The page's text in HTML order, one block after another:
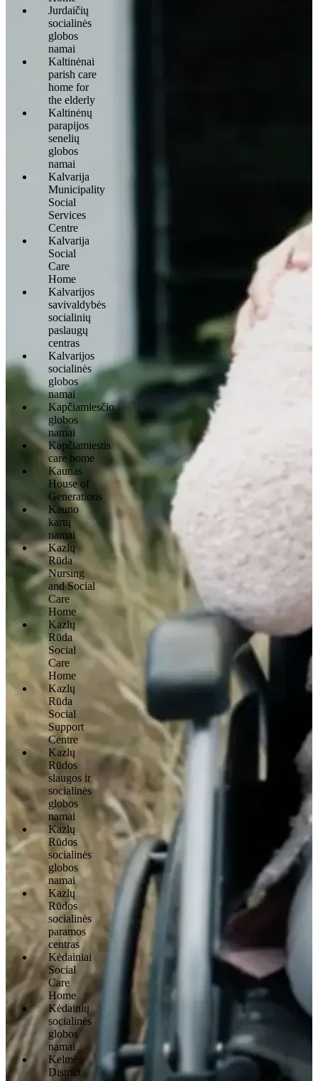
Jurdaičių
socialinės
globos
namai
Kaltinėnai
parish care
home for
the elderly
Kaltinėnų
parapijos
senelių
globos
namai
Kalvarija
Municipality
Social
Services
Centre
Kalvarija
Social
Care
Home
Kalvarijos
savivaldybės
socialinių
paslaugų
centras
Kalvarijos
socialinės
globos
namai
Kapčiamiesčio
globos
namai
Kapčiamiestis
care home
Kaunas
House of
Generations
Kauno
kartų
namai
Kazlų
Rūda
Nursing
and Social
Care
Home
Kazlų
Rūda
Social
Care
Home
Kazlų
Rūda
Social
Support
Centre
Kazlų
Rūdos
slaugos ir
socialinės
globos
namai
Kazlų
Rūdos
socialinės
globos
namai
Kazlų
Rūdos
socialinės
paramos
centras
Kėdainiai
Social
Care
Home
Kėdainių
socialinės
globos
namai
Kelmė
District